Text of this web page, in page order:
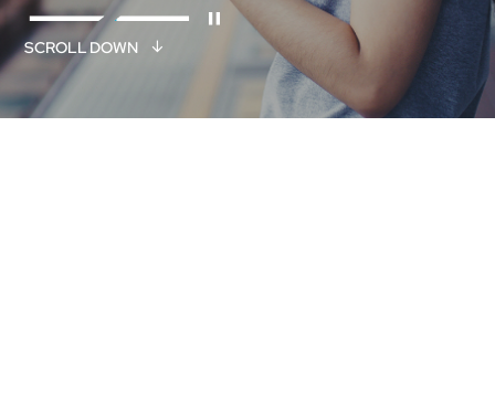
재생
SCROLL DOWN